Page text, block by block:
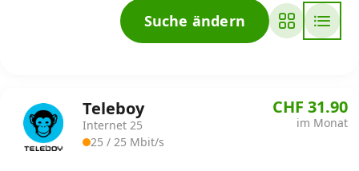
Internet-Abo kündigen
Download-Rechner
Alle Internet-Vergleiche
Suche ändern
Teleboy
Internet 25
25 / 25 Mbit/s
CHF 31.90
im Monat